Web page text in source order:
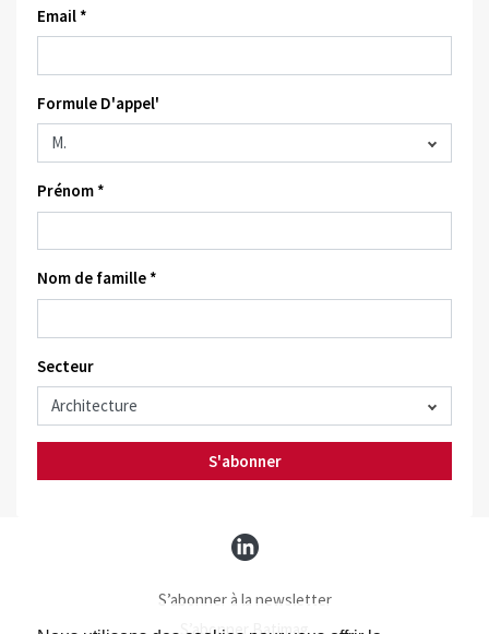
Email *
Formule D'appel'
Prénom *
Nom de famille *
Secteur
S'abonner
S’abonner à la newsletter
S’abonner Batimag